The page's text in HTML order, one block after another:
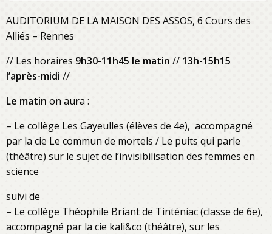
AUDITORIUM DE LA MAISON DES ASSOS, 6 Cours des
Alliés – Rennes
// Les horaires 9h30-11h45 le matin // 13h-15h15
l’après-midi //
Le matin on aura :
– Le collège Les Gayeulles (élèves de 4e), accompagné
par la cie Le commun de mortels / Le puits qui parle
(théâtre) sur le sujet de l’invisibilisation des femmes en
science
suivi de
– Le collège Théophile Briant de Tinténiac (classe de 6e),
accompagné par la cie kali&co (théâtre), sur les